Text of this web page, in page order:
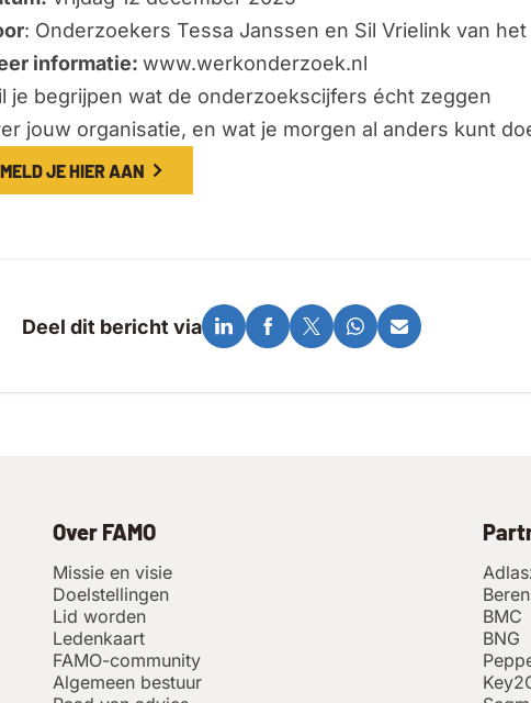
: Onderzoekers Tessa Janssen en Sil Vrielink van
informatie: www.werkonderzoek.nl
je begrijpen wat de onderzoekscijfers écht zeggen
jouw organisatie, en wat je morgen al anders kunt
MELD JE HIER AAN
Deel dit bericht via
Over FAMO
Missie en visie
Doelstellingen
Lid worden
Ledenkaart
FAMO-community
Algemeen bestuur
BMC
BNG